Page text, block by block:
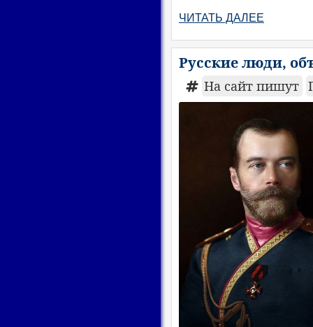
ЧИТАТЬ ДАЛЕЕ
Русские люди,
На сайт пишут